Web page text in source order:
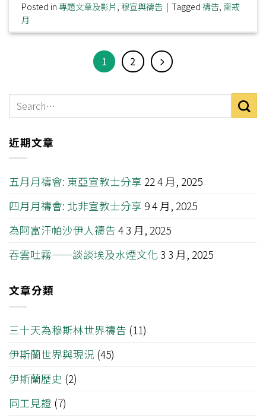
Posted in專題文章及影片 ,穆宣與禱告 | Tagged禱告,齋戒
月
1 2
近期文章
五月月禱會: 東亞宣教士分享 22 4 月, 2025
四月月禱會: 北非宣教士分享 9 4 月, 2025
為阿富汗帕沙伊人禱告 4 3 月, 2025
吞雲吐霧——談談埃及水煙文化 3 3 月, 2025
文章分類
三十天為穆斯林世界禱告 (11)
伊斯蘭世界與現況 (45)
伊斯蘭歷史 (2)
同工見證 (7)